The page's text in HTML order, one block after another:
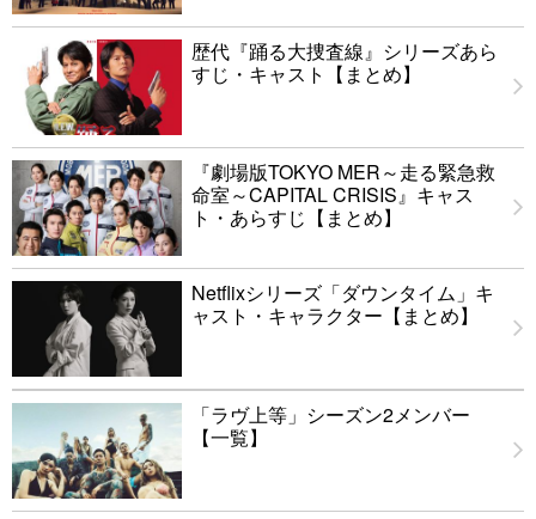
歴代『踊る大捜査線』シリーズあら
すじ・キャスト【まとめ】
『劇場版TOKYO MER～走る緊急救
命室～CAPITAL CRISIS』キャス
ト・あらすじ【まとめ】
Netflixシリーズ「ダウンタイム」キ
ャスト・キャラクター【まとめ】
「ラヴ上等」シーズン2メンバー
【一覧】